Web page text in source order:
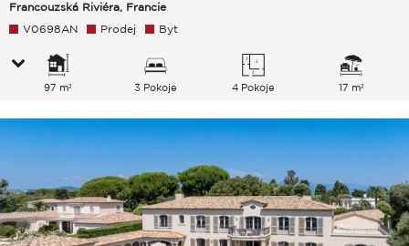
Francouzská Riviéra, Francie
V0698AN Prodej Byt
97 m² 3 Pokoje 4 Pokoje 17 m²